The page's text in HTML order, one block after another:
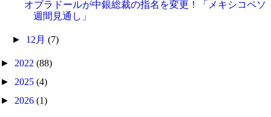
オブラドールが中銀総裁の指名を変更！「メキシコペソ
週間見通し」
► 12月(7)
► 2022 (88)
► 2025 (4)
► 2026 (1)